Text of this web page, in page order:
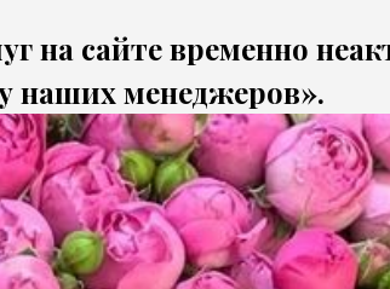
на сайте временно
наших менеджеров».